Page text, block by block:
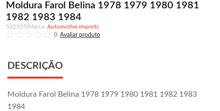
Moldura Farol Belina 1978 1979 1980 1981
1982 1983 1984
522355
Automotive imports
0
DESCRIÇÃO
Moldura Farol Belina 1978 1979 1980 1981 1982 1983
1984